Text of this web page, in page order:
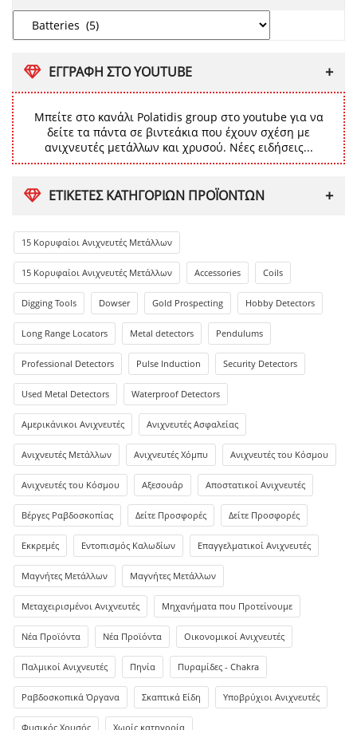
ΕΓΓΡΑΦΗ ΣΤΟ YOUTUBE
Μπείτε στο κανάλι Polatidis group στο youtube για να
δείτε τα πάντα σε βιντεάκια που έχουν σχέση με
ανιχνευτές μετάλλων και χρυσού. Νέες ειδήσεις...
ΕΤΙΚΈΤΕΣ ΚΑΤΗΓΟΡΙΏΝ ΠΡΟΪΌΝΤΩΝ
15 Κορυφαίοι Ανιχνευτές Μετάλλων
15 Κορυφαίοι Ανιχνευτές Μετάλλων Accessories Coils
Digging Tools Dowser Gold Prospecting Hobby Detectors
Long Range Locators Metal detectors Pendulums
Professional Detectors Pulse Induction Security Detectors
Used Metal Detectors Waterproof Detectors
Αμερικάνικοι Ανιχνευτές Ανιχνευτές Ασφαλείας
Ανιχνευτές Μετάλλων Ανιχνευτές Χόμπυ Ανιχνευτές του Κόσμου
Ανιχνευτές του Κόσμου Αξεσουάρ Αποστατικοί Ανιχνευτές
Βέργες Ραβδοσκοπίας Δείτε Προσφορές Δείτε Προσφορές
Εκκρεμές Εντοπισμός Καλωδίων Επαγγελματικοί Ανιχνευτές
Μαγνήτες Μετάλλων Μαγνήτες Μετάλλων
Μεταχειρισμένοι Ανιχνευτές Μηχανήματα που Προτείνουμε
Νέα Προϊόντα Νέα Προϊόντα Οικονομικοί Ανιχνευτές
Παλμικοί Ανιχνευτές Πηνία Πυραμίδες - Chakra
Ραβδοσκοπικά Όργανα Σκαπτικά Είδη Υποβρύχιοι Ανιχνευτές
Φυσικός Χρυσός Χωρίς κατηγορία